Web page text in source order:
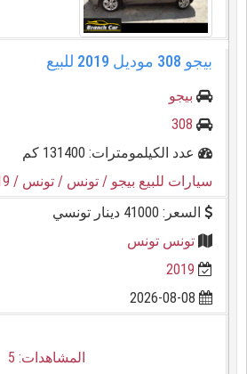
بيجو ⁦⁦308⁩⁩ موديل ⁦⁦2019⁩⁩ للبيع
بيجو
308
عدد الكيلمومترات: 131400 كم
سيارات للبيع بيجو / تونس / تونس / 2019
السعر: 41000 دينار تونسي
تونس تونس
2019
المشاهدات: 5